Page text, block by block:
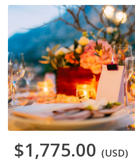
$1,775.00 (USD)